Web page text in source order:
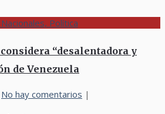
Política
considera “desalentadora y
de Venezuela
No hay comentarios |